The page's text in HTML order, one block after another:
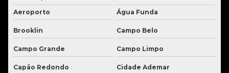
Aeroporto
Água Funda
Brooklin Campo Belo
Campo Grande Campo Limpo
Capão Redondo Cidade Ademar